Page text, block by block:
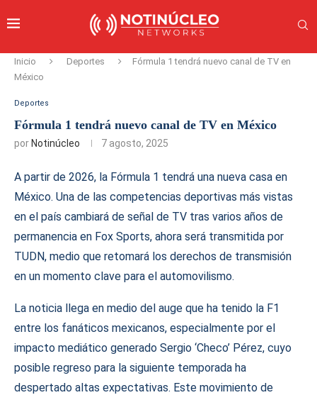
Inicio Deportes
Fórmula 1 tendrá nuevo canal de TV en
México
Deportes
Fórmula 1 tendrá nuevo canal de TV en México
por Notinúcleo 7 agosto, 2025
A partir de 2026, la Fórmula 1 tendrá una nueva casa en
México. Una de las competencias deportivas más vistas
en el país cambiará de señal de TV tras varios años de
permanencia en Fox Sports, ahora será transmitida por
TUDN, medio que retomará los derechos de transmisión
en un momento clave para el automovilismo.
La noticia llega en medio del auge que ha tenido la F1
entre los fanáticos mexicanos, especialmente por el
impacto mediático generado Sergio ‘Checo’ Pérez, cuyo
posible regreso para la siguiente temporada ha
despertado altas expectativas. Este movimiento de